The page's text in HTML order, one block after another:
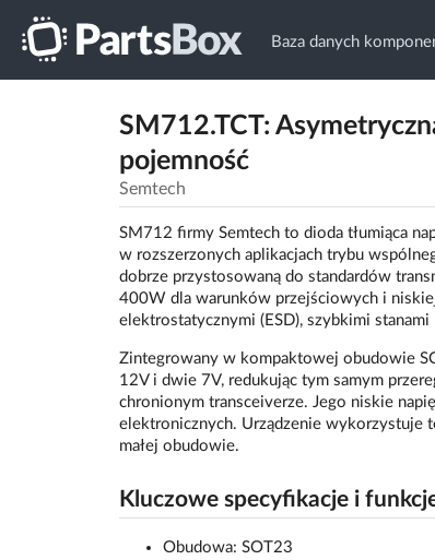
Baza danych
SM712.TCT:
pojemność
Semtech
SM712 firmy Semtech to dioda tłumiąca
w rozszerzonych aplikacjach trybu
dobrze przystosowaną do standardów
400W dla warunków przejściowych i
elektrostatycznymi (ESD), szybkimi
Zintegrowany w kompaktowej obudowie
12V i dwie 7V, redukując tym samym
chronionym transceiverze. Jego niskie
elektronicznych. Urządzenie wykorzystuje
małej obudowie.
Kluczowe specyfikacje i
Obudowa: SOT23